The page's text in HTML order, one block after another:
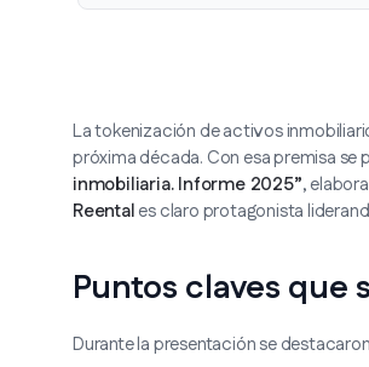
La tokenización de activos
próxima década. Con esa premisa se
inmobiliaria. Informe 2025”,
Reentales claro protagonista
Puntos claves que
Durante la presentación se